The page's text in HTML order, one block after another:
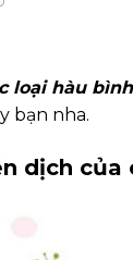
loại hàu
bạn nha.
dịch của